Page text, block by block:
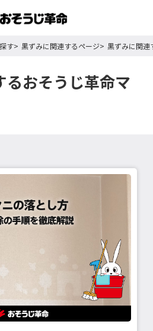
す 黒ずみに関連するページ 黒ずみに関連
るおそうじ革命マ